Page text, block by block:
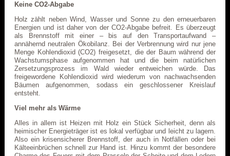
Keine CO2-Abgabe
Holz zählt neben Wind, Wasser und Sonne zu den erneuerbaren
Energien und ist daher von der CO2-Abgabe befreit. Es überzeugt
als Brennstoff mit einer – bis auf den Transportaufwand –
annähernd neutralen Ökobilanz. Bei der Verbrennung wird nur jene
Menge Kohlendioxid (CO2) freigesetzt, die der Baum während der
Wachstumsphase aufgenommen hat und die beim natürlichen
Zersetzungsprozess im Wald wieder entweichen würde. Das
freigewordene Kohlendioxid wird wiederum von nachwachsenden
Bäumen aufgenommen, sodass ein geschlossener Kreislauf
entsteht.
Viel mehr als Wärme
Alles in allem ist Heizen mit Holz ein Stück Sicherheit, denn als
heimischer Energieträger ist es lokal verfügbar und leicht zu lagern.
Also ein krisensicherer Brennstoff, der auch in Notfällen oder bei
Kälteeinbrüchen schnell zur Hand ist. Hinzu kommt der besondere